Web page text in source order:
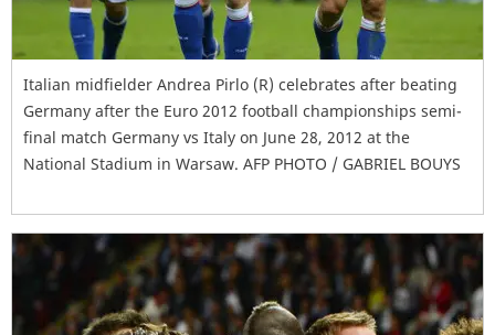
Italian midfielder Andrea Pirlo (R) celebrates after beating
Germany after the Euro 2012 football championships semi-
final match Germany vs Italy on June 28, 2012 at the
National Stadium in Warsaw. AFP PHOTO / GABRIEL BOUYS